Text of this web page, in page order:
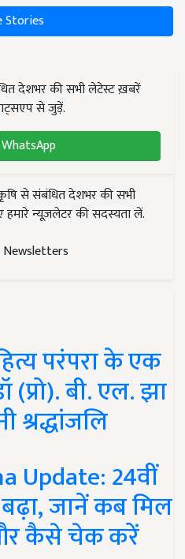
Stories
देशभर की सभी लेटेस्ट ख़बरें
से जुड़ें.
से संबंधित देशभर की सभी
न्यूज़लेटर की सदस्यता लें.
Newsletters
परंपरा के एक
बी. एल. झा
श्रद्धांजलि
Update: 24वीं
जानें कब मिल
कैसे चेक करें